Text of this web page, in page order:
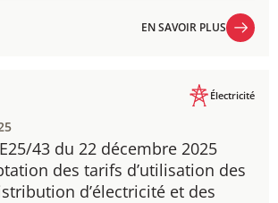
EN SAVOIR PLUS
43 du 22 décembre 2025
des tarifs d’utilisation des
d’électricité et des
Électricité